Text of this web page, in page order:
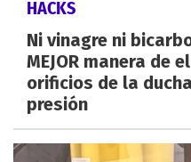
HACKS
Ni vinagre ni
MEJOR manera de
orificios de la ducha
presión